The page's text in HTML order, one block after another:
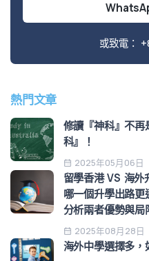
或致電：
熱門文章
修讀『神科』不
科』！
2025年05月06日
留學香港 VS 海外
哪一個升學出路更
分析兩者優勢與局
2025年08月28日
海外中學選擇多，